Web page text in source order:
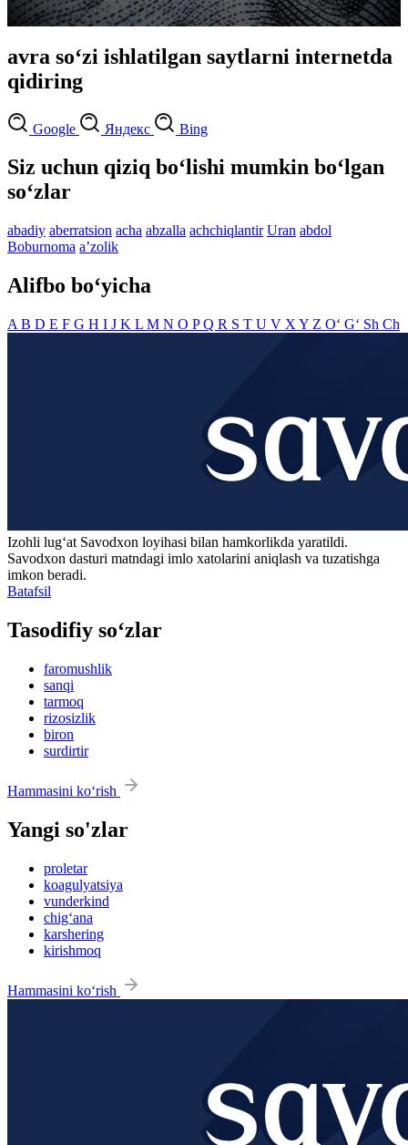
avra so‘zi ishlatilgan saytlarni internetda
qidiring
Google Яндекс Bing
Siz uchun qiziq bo‘lishi mumkin bo‘lgan
so‘zlar
abadiy aberratsion acha abzalla achchiqlantir Uran abdol
Boburnoma aʼzolik
Alifbo bo‘yicha
A B D E F G H I J K L M N O PQ R S T U V X Y Z O‘ G‘ Sh Ch
Izohli lugʻat Savodxon loyihasi bilan hamkorlikda yaratildi.
Savodxon dasturi matndagi imlo xatolarini aniqlash va tuzatishga
imkon beradi.
Batafsil
Tasodifiy so‘zlar
faromushlik
sanqi
tarmoq
rizosizlik
biron
surdirtir
Hammasini ko‘rish
Yangi so'zlar
proletar
koagulyatsiya
vunderkind
chig‘ana
karshering
kirishmoq
Hammasini ko‘rish